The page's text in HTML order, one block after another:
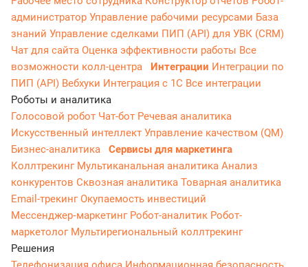
администратор Управление рабочими ресурсами База
знаний Управление сделками ПИП (API) для УВК (CRM)
Чат для сайта Оценка эффективности работы Все
возможности колл-центра
Интеграции Интеграции по
ПИП (API) Вебхуки Интеграция с 1С Все интеграции
Роботы и аналитика
Голосовой робот Чат-бот Речевая аналитика
Искусственный интеллект Управление качеством (QM)
Бизнес-аналитика
Сервисы для маркетинга
Коллтрекинг Мультиканальная аналитика Анализ
конкурентов Сквозная аналитика Товарная аналитика
Email-трекингОкупаемость инвестиций
Мессенджер‑маркетинг Робот-аналитик Робот-
маркетолог Мультирегиональный коллтрекинг
Решения